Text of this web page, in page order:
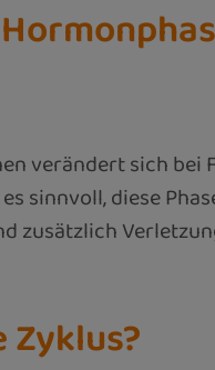
verändert sich
sinnvoll, diese
zusätzlich